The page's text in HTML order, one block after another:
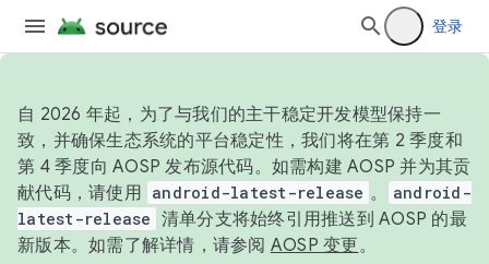
登录
自 2026 年起，为了与我们的主干稳定开发模型保持一
致，并确保生态系统的平台稳定性，我们将在第 2 季度和
第 4 季度向 AOSP 发布源代码。如需构建 AOSP 并为其贡
献代码，请使用 android-latest-release 。
android-
latest-release 清单分支将始终引用推送到 AOSP 的最
新版本。如需了解详情，请参阅 AOSP 变更。